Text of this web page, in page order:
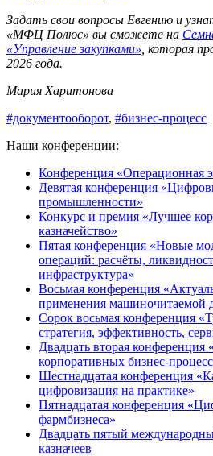
Задать свои вопросы Евгению и
«МФЦ Полюс» вы сможете на
«Управление закупками» , которая
2026 года.
Мария Харитонова
#документооборот, #бизнес-процесс
Наши конференции:
Конференция «Операционная
Девятая конференция
промышленности»
Конкурс и премия «Лучшее
казначейство»
Пятая конференция «Новые
операций: расчёты,
инфраструктура»
Восьмая конференция
применения машиночитаемой
Сорок восьмая конференция
стратегия, эффективность,
Двадцать вторая конференция
корпоративных бизнес-
Шестнадцатая конференция
цифровизация на практике»
Пятнадцатая конференция
фармбизнеса»
Двадцать пятый
казначеев